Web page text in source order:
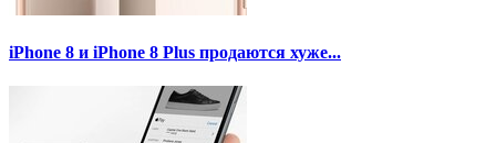
iPhone 8 и iPhone 8 Plus продаются хуже...